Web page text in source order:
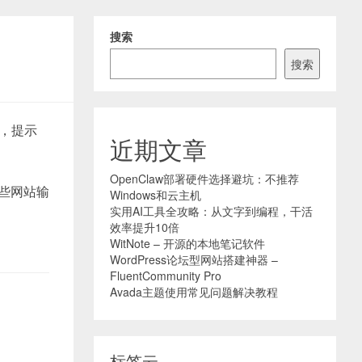
提示
网站输
搜索
搜索
近期文章
OpenClaw部署硬件选择避坑：不推荐
Windows和云主机
实用AI工具全攻略：从文字到编程，干活
效率提升10倍
WitNote – 开源的本地笔记软件
WordPress论坛型网站搭建神器 –
FluentCommunity Pro
Avada主题使用常见问题解决教程